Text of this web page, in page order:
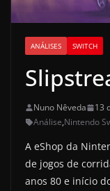
ANÁLISES SWITCH
Nuno Nêveda
13
Análise,Nintendo
A eShop da
de jogos de
anos 80 e início